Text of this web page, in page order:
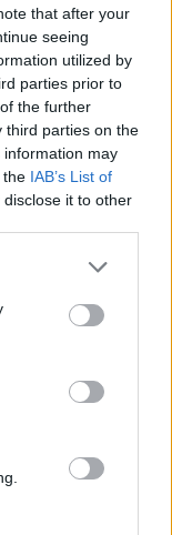
that after your
seeing
utilized by
parties prior to
the further
third parties on the
information may
the IAB’s List of
it to other
rodziny i
wróciły .
iż